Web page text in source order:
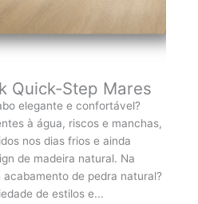
Quick-Step Mares
elegante e confortável?
à água, riscos e manchas,
nos dias frios e ainda
de madeira natural. Na
de pedra natural?
de estilos e...